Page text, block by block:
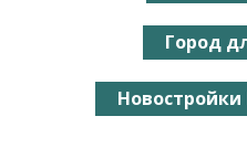
Город
Новостройки